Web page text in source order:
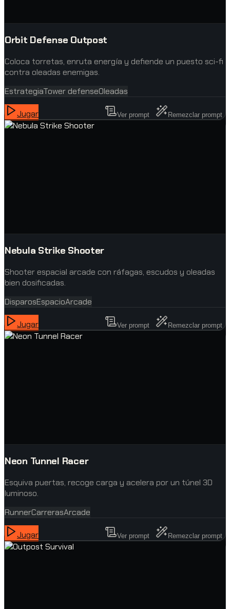
Orbit Defense Outpost
Coloca torretas, enruta energía y defiende un puesto sci-fi
contra oleadas enemigas.
EstrategiaTower defenseOleadas
Jugar Ver prompt Remezclar prompt
Nebula Strike Shooter
Shooter espacial arcade con ráfagas, escudos y oleadas
bien dosificadas.
DisparosEspacioArcade
Jugar Ver prompt Remezclar prompt
Neon Tunnel Racer
Esquiva puertas, recoge carga y acelera por un túnel 3D
luminoso.
RunnerCarrerasArcade
Jugar Ver prompt Remezclar prompt